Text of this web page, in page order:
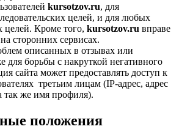
kursotzov.ru, для
целей, и для любых
целей. Кроме того, kursotzov.ru вправе
сторонних сервисах.
описанных в отзывах или
для борьбы с накруткой негативного
сайта может предоставлять доступ к
третьим лицам (IP-адрес, адрес
так же имя профиля).
положения